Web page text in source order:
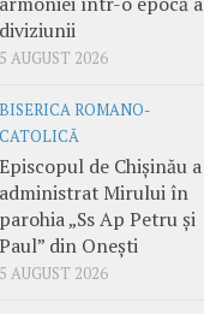
diviziunii
5 AUGUST 2026
BISERICA ROMANO-
CATOLICĂ
Episcopul de Chișinău a
administrat Mirului în
parohia „Ss Ap Petru și
Paul” din Onești
5 AUGUST 2026